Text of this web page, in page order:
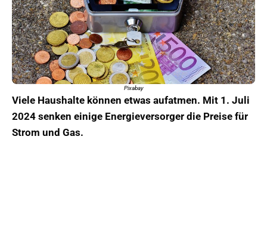
Pixabay
Viele Haushalte können etwas aufatmen. Mit 1. Juli
2024 senken einige Energieversorger die Preise für
Strom und Gas.